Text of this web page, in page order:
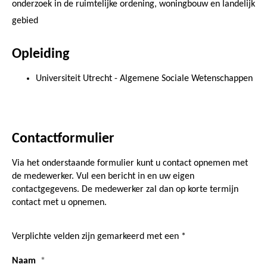
onderzoek in de ruimtelijke ordening, woningbouw en landelijk
gebied
Opleiding
Universiteit Utrecht - Algemene Sociale Wetenschappen
Contactformulier
Via het onderstaande formulier kunt u contact opnemen met
de medewerker. Vul een bericht in en uw eigen
contactgegevens. De medewerker zal dan op korte termijn
contact met u opnemen.
Verplichte velden zijn gemarkeerd met een *
Naam